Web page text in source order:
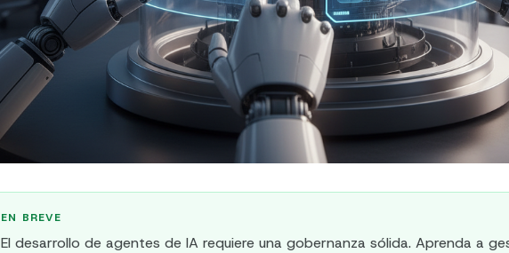
EN BREVE
El desarrollo de agentes de IA requiere una gobernanza sólida. Aprenda a